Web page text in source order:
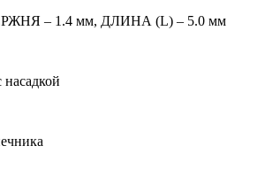
– 1.4 мм, ДЛИНА (L) – 5.0 мм